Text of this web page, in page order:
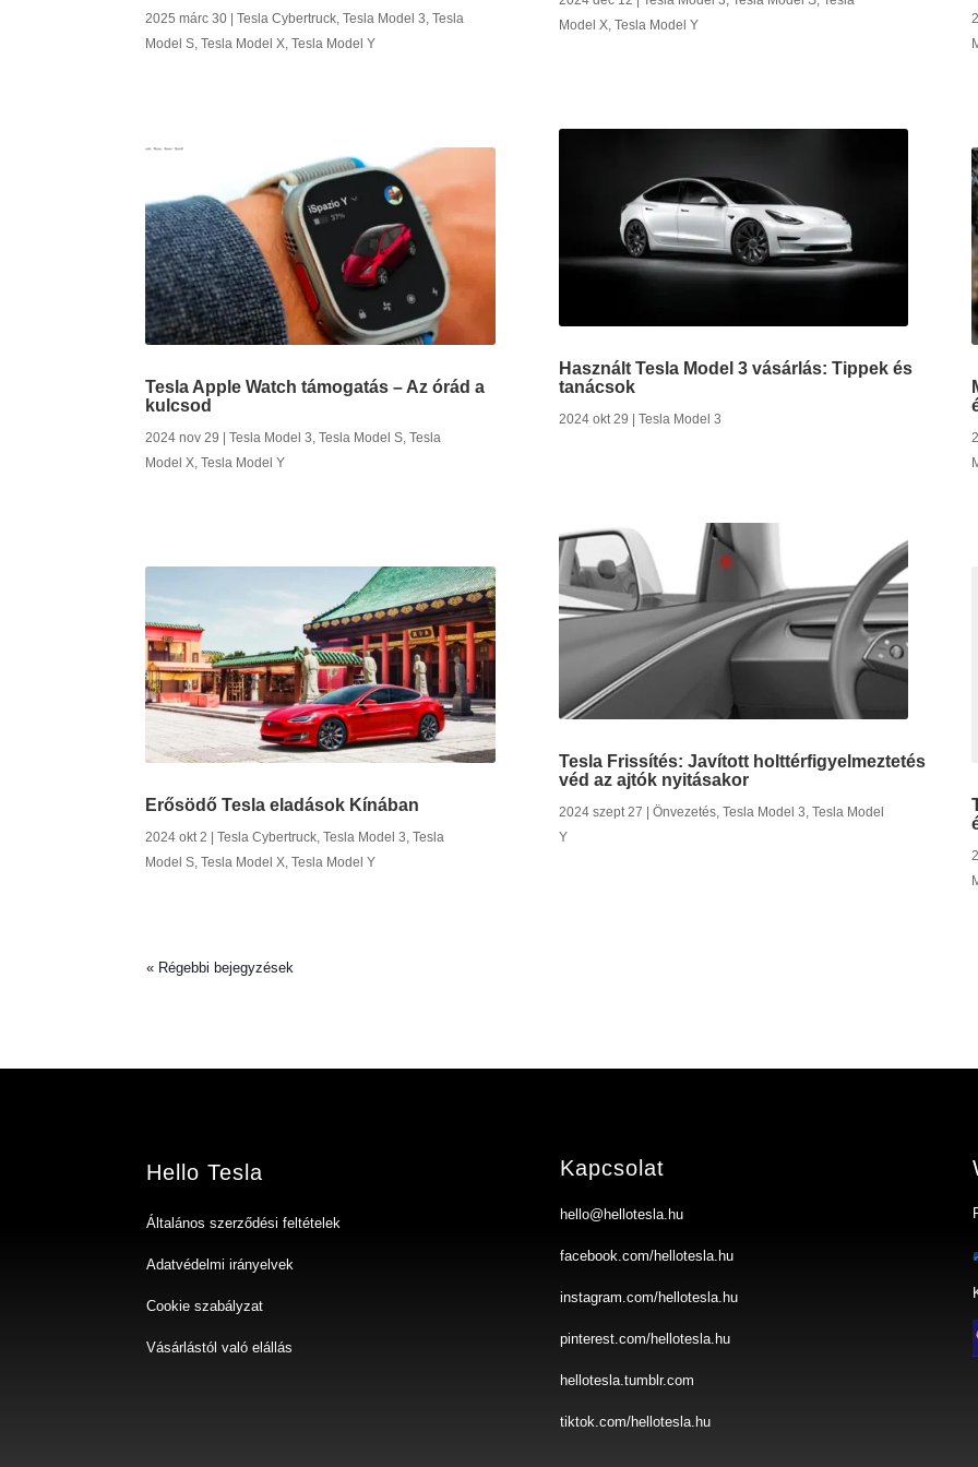
2025 márc 30 |Tesla Cybertruck,Tesla Model 3,Tesla
Model S,Tesla Model X,Tesla Model Y
Tesla Apple Watch támogatás – Az órád a
kulcsod
2024 nov 29 |Tesla Model 3,Tesla Model S,Tesla
Model X,Tesla Model Y
Erősödő Tesla eladások Kínában
2024 okt 2 |Tesla Cybertruck,Tesla Model 3,Tesla
Model S,Tesla Model X,Tesla Model Y
Model X, Tesla Model Y
Használt Tesla Model 3 vásárlás: Tippek és
tanácsok
2024 okt 29 | Tesla Model 3
Tesla Frissítés: Javított holttérfigyelmeztetés
véd az ajtók nyitásakor
2024 szept 27 Önvezetés, Tesla Model 3, Tesla Model
Y
« Régebbi bejegyzések
Hello Tesla
Általános szerződési feltételek
Adatvédelmi irányelvek
Cookie szabályzat
Vásárlástól való elállás
Kapcsolat
hello@hellotesla.hu
facebook.com/hellotesla.hu
instagram.com/hellotesla.hu
pinterest.com/hellotesla.hu
hellotesla.tumblr.com
tiktok.com/hellotesla.hu